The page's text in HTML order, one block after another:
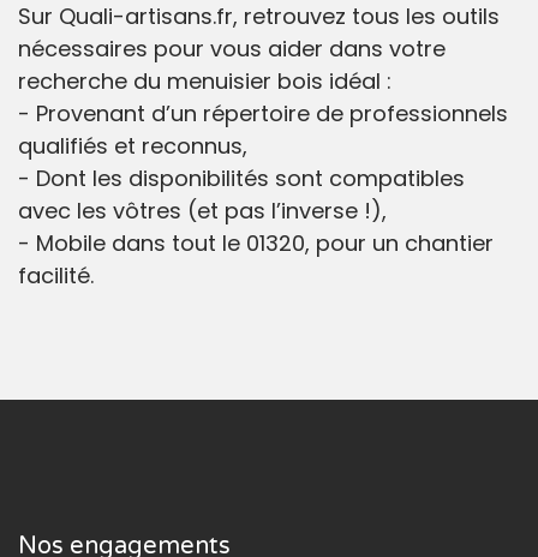
Sur Quali-artisans.fr, retrouvez tous les outils
nécessaires pour vous aider dans votre
recherche du menuisier bois idéal :
- Provenant d’un répertoire de professionnels
qualifiés et reconnus,
- Dont les disponibilités sont compatibles
avec les vôtres (et pas l’inverse !),
- Mobile dans tout le 01320, pour un chantier
facilité.
Nos engagements